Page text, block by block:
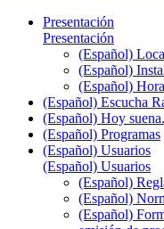
Presentación
Presentación
(Español)
(Español)
(Español)
(Español) Escucha
(Español) Hoy
(Español) Programas
(Español) Usuarios
(Español) Usuarios
(Español)
(Español)
(Español)